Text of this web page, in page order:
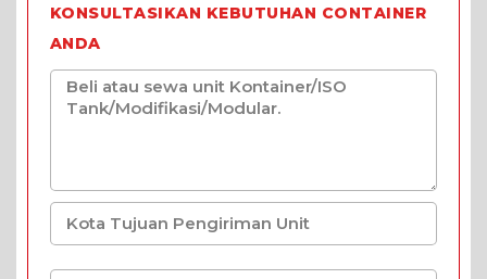
KONSULTASIKAN KEBUTUHAN CONTAINER
ANDA